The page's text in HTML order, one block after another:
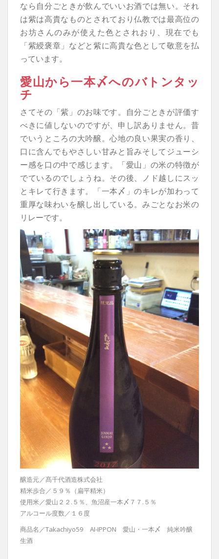
なら自分ごときが飲んでいいお酒では無い。それ
は紫は高貴なものとされており仏教では最高位の
お坊さんのみが使えた色とされおり、現在でも
「紫綬褒章 」などと紫に高貴な色として敬意を払
っています。
愛山から一本〆へのバトンタッ
チ
さてその「紫」のお味です。自分ごときが評価す
べきに値しないのですが、申し訳ありません。昔
でいうところの大吟醸。心地の良い果実の香り、
口に含んでもやさしい甘みと旨みそしてジューシ
ー感を口の中で感じます。「愛山」の米の特徴が
でているのでしょうね。その後、ノド越しにスッ
とキレて行きます。「一本〆」のキレが加わって
重厚な味わいを醸し出している。みごとなお米の
リレーです。
醸造元／髙千代酒造株式会社
精米歩合／５９％（扁平精米）
使用米／愛山２２.５％、魚沼産一本〆７７.５％
アルコール度数／１６度
商品名／Takachiyo59 AI-IPPON 愛山・一本〆 純米吟醸
生酒